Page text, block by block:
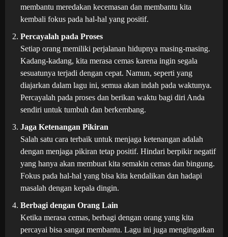
membantu meredakan kecemasan dan membantu kita
kembali fokus pada hal-hal yang positif.
Percayalah pada Proses
Setiap orang memiliki perjalanan hidupnya masing-masing.
Kadang-kadang, kita merasa cemas karena ingin segala
sesuatunya terjadi dengan cepat. Namun, seperti yang
diajarkan dalam lagu ini, semua akan indah pada waktunya.
Percayalah pada proses dan berikan waktu bagi diri Anda
sendiri untuk tumbuh dan berkembang.
Jaga Ketenangan Pikiran
Salah satu cara terbaik untuk menjaga ketenangan adalah
dengan menjaga pikiran tetap positif. Hindari berpikir negatif
yang hanya akan membuat kita semakin cemas dan bingung.
Fokus pada hal-hal yang bisa kita kendalikan dan hadapi
masalah dengan kepala dingin.
Berbagi dengan Orang Lain
Ketika merasa cemas, berbagi dengan orang yang kita
percayai bisa sangat membantu. Lagu ini juga mengingatkan